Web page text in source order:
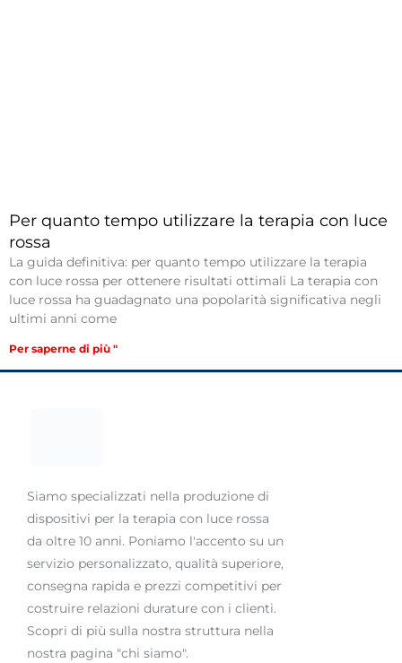
Per quanto tempo utilizzare la terapia con luce
rossa
La guida definitiva: per quanto tempo utilizzare la terapia
con luce rossa per ottenere risultati ottimali La terapia con
luce rossa ha guadagnato una popolarità significativa negli
ultimi anni come
Per saperne di più "
Siamo specializzati nella produzione di
dispositivi per la terapia con luce rossa
da oltre 10 anni. Poniamo l'accento su un
servizio personalizzato, qualità superiore,
consegna rapida e prezzi competitivi per
costruire relazioni durature con i clienti.
Scopri di più sulla nostra struttura nella
nostra pagina "chi siamo".